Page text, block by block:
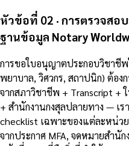
หัวข้อที่ 02 · การตรวจสอ
ฐานข้อมูล Notary
การขอใบอนุญาตประกอบวิชาชี
พยาบาล, วิศวกร, สถาปนิก) ต้อง
จากสภาวิชาชีพ + Transcript +
+ สำนักงานกงสุลปลายทาง — เร
checklist เฉพาะของแต่ละหน่ว
จากประกาศ MFA, จดหมายสำนั